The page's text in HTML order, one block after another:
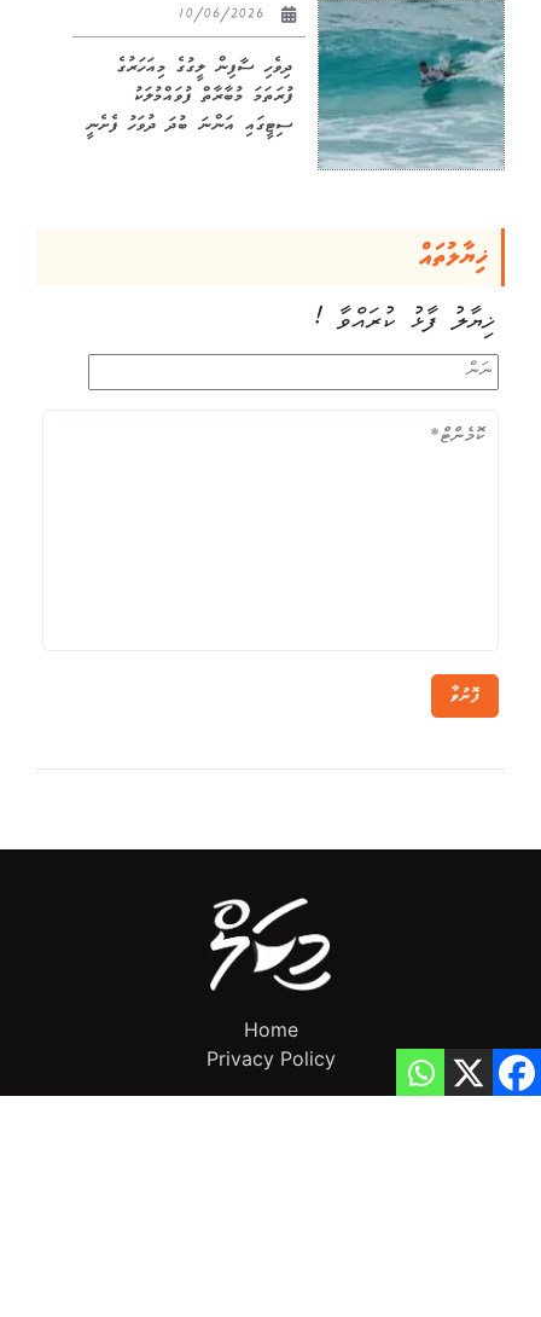
ދިވެހި ސާފިން ލީގުގެ މިއަހަރުގެ
ފުރަތަމަ މުބާރާތް ފުވައްމުލަކު
ސިޓީގައި އަންނަ ބުދަ ދުވަހު ފެށެނީ
ޚިޔާލުތައް
ޚިޔާލު ފާޅު ކުރައްވާ !
ފޮނުވާ
Home
Privacy Policy